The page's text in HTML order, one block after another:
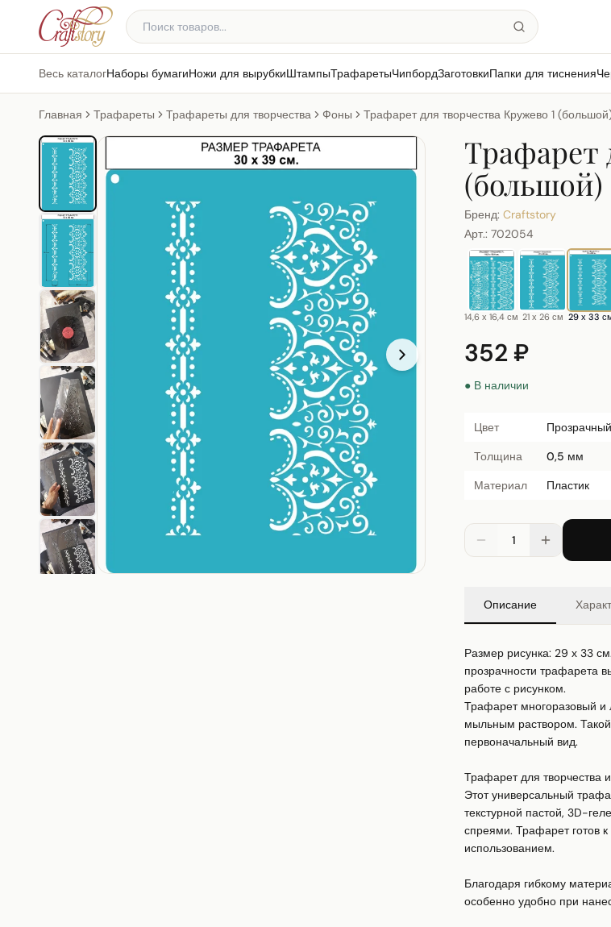
Весь каталогНаборы бумагиНожи для вырубкиШтампыТрафаретыЧипбордЗаготовкиПапки для тиснения
Главная Трафареты Трафареты для творчества Фоны Трафарет для творчества Кружево 1
Трафарет
(большой)
Бренд: Craftstory
Арт.: 702054
14,6 х 16,4 см 21 х 26 см 29 х 33
352 ₽
● В наличии
Цвет
Прозрачный
Толщина
0,5 мм
Материал
Пластик
1
Описание
Размер рисунка: 29 х 33
прозрачности трафарета
работе с рисунком.
Трафарет многоразовый и
мыльным раствором. Такой
первоначальный вид.
Трафарет для творчества
Этот универсальный
текстурной пастой, 3D-
спреями. Трафарет готов
использованием.
Благодаря гибкому
особенно удобно при